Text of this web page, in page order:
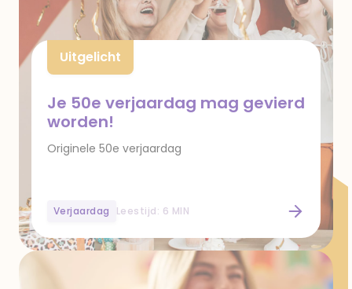
Uitgelicht
Je 50e verjaardag mag gevierd
worden!
Originele 50e verjaardag
Verjaardag Leestijd: 6 MIN